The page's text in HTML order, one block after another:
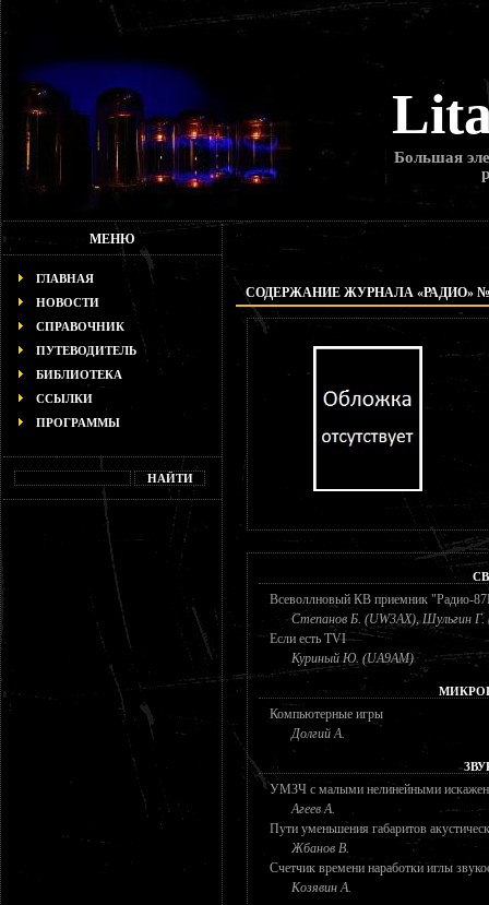
Большая
МЕНЮ
ГЛАВНАЯ
НОВОСТИ
СПРАВОЧНИК
ПУТЕВОДИТЕЛЬ
БИБЛИОТЕКА
ССЫЛКИ
ПРОГРАММЫ
СОДЕРЖАНИЕ ЖУРНАЛА «РАДИО» №
Всеволлновый КВ приемник "Радио-
Степанов Б. (UW3AX), Шульгин Г.
Если есть TVI
Куриный Ю. (UA9AM)
Компьютерные игры
Долгий А.
УМЗЧ с малыми нелинейными
Агеев А.
Пути уменьшения габаритов
Жбанов В.
Счетчик времени наработки иглы
Козявин А.